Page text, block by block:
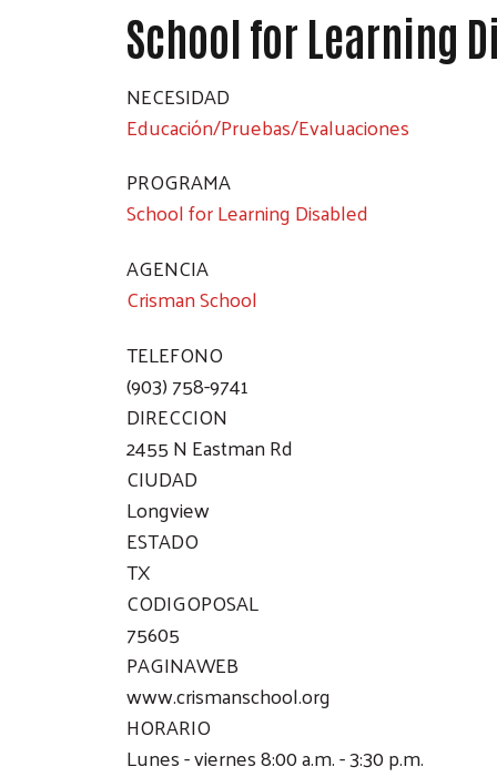
School for Learning
NECESIDAD
Educación/Pruebas/Evaluaciones
PROGRAMA
School for Learning Disabled
AGENCIA
Crisman School
TELEFONO
(903) 758-9741
DIRECCION
2455 N Eastman Rd
CIUDAD
Longview
ESTADO
TX
CODIGOPOSAL
75605
PAGINAWEB
www.crismanschool.org
HORARIO
Lunes - viernes 8:00 a.m. - 3:30 p.m.